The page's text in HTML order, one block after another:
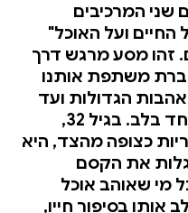
שני המרכיבים
החיים ועל האוכל"
זהו מסע מרגש דרך
משתפת אותנו
הגדולות ועד
הארוחות שהותירו טעם מיוחד בלב. בגיל 32,
כצופה מהצד, היא
את הקסם
מי שאוהב אוכל
בסיפור חייו,